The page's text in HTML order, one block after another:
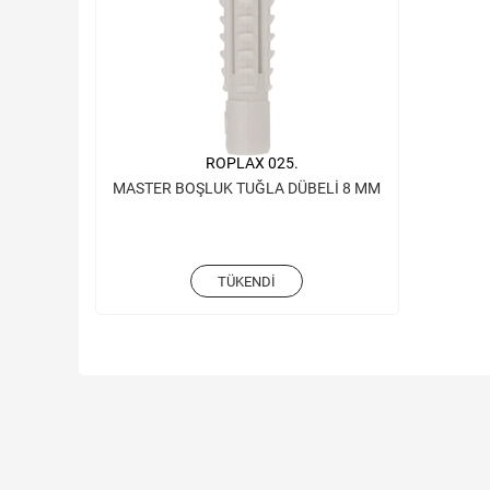
MASTER BOŞLUK TUĞLA DÜBELİ 8 MM
ROPLAX 025.
TÜKENDI